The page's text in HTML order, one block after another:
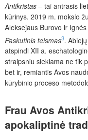
Antikristas – tai antrasis
kūrinys. 2019 m. mokslo
Aleksejaus Burovo ir
Paskutinis teismas3.
atspindi XII a.
straipsniu siekiama ne tik
bet ir, remiantis Avos
kūrybinio proceso
Frau Avos
apokaliptinė